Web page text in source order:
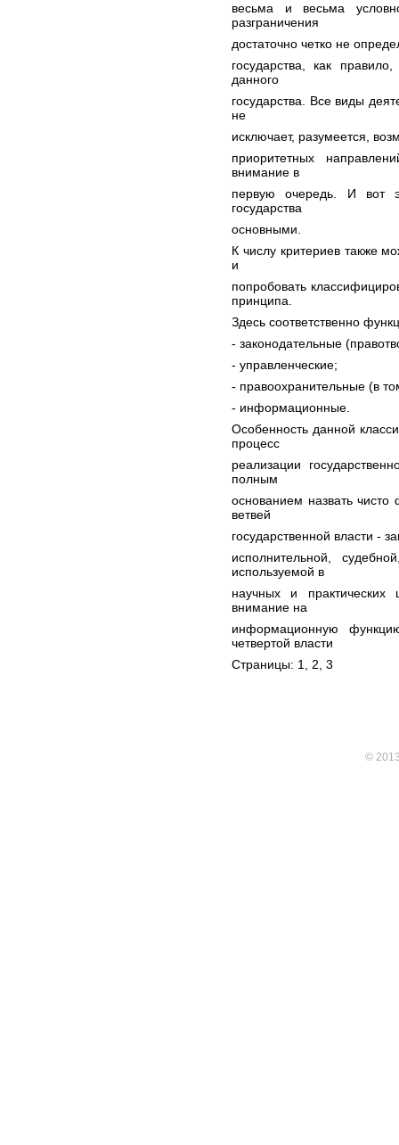
весьма и весьма
разграничения
достаточно четко не
государства, как
данного
государства. Все виды
не
исключает, разумеется,
приоритетных
внимание в
первую очередь. И вот
государства
основными.
К числу критериев также
и
попробовать
принципа.
Здесь соответственно
- законодательные
- управленческие;
- правоохранительные (в
- информационные.
Особенность данной
процесс
реализации
полным
основанием назвать чисто
ветвей
государственной власти -
исполнительной,
используемой в
научных и практических
внимание на
информационную
четвертой власти
Страницы: 1, 2 3
©